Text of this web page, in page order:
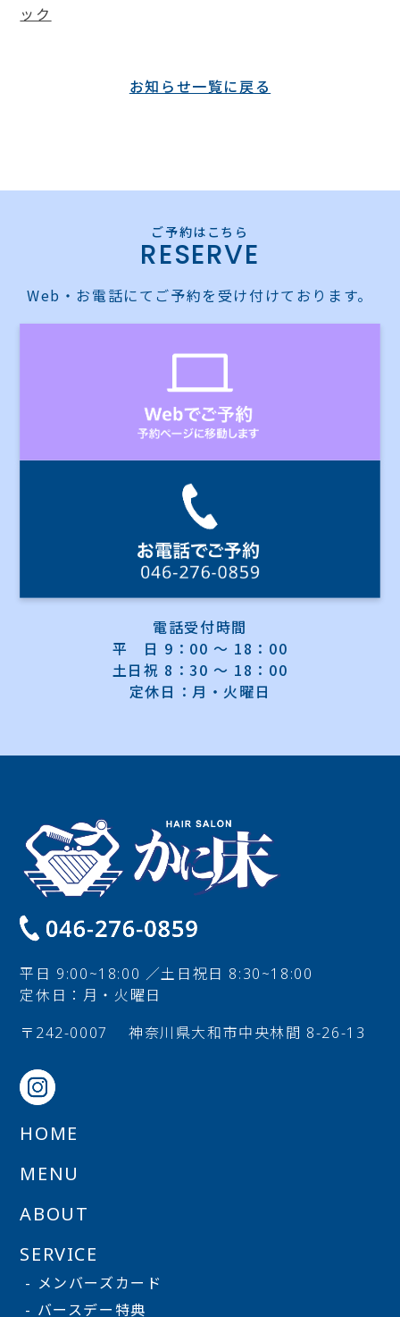
ック
お知らせ一覧に戻る
RESERVE
Web・お電話にてご予約を受け付けております。
電話受付時間
平 日 9：00 ～ 18：00
土日祝 8：30 ～ 18：00
定休日：月・火曜日
平日 9:00~18:00 ／土日祝日 8:30~18:00
定休日：月・火曜日
〒242-0007
神奈川県大和市中央林間 8-26-13
HOME
MENU
ABOUT
SERVICE
- メンバーズカード
- バースデー特典